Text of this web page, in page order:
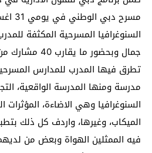
السنوغرافيا المسرحية المكثفة
جمال وبحضور ما
تطرق فيها المدرب للمدارس
مدرسة ومنها المدرسة الواقعية،
السنوغرافيا وهي الاضاءة، المؤثرات
الميكاب، وغيرها، واردف كل ذلك
فيه الممثلين الهواة وبعض من